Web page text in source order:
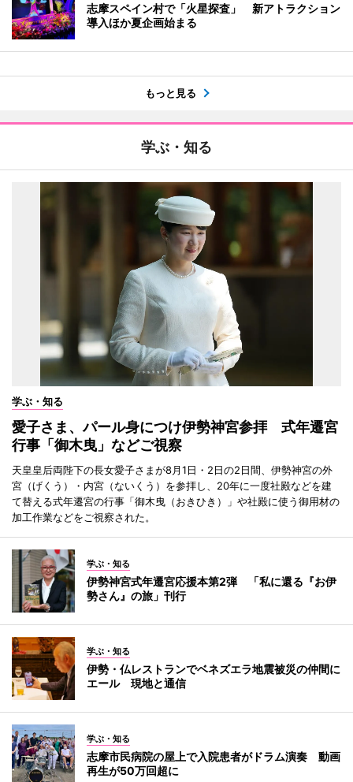
志摩スペイン村で「火星探査」 新アトラクション
導入ほか夏企画始まる
もっと見る
学ぶ・知る
学ぶ・知る
愛子さま、パール身につけ伊勢神宮参拝 式年遷宮
行事「御木曳」などご視察
天皇皇后両陛下の長女愛子さまが8月1日・2日の2日間、伊勢神宮の外
宮（げくう）・内宮（ないくう）を参拝し、20年に一度社殿などを建
て替える式年遷宮の行事「御木曳（おきひき）」や社殿に使う御用材の
加工作業などをご視察された。
学ぶ・知る
伊勢神宮式年遷宮応援本第2弾 「私に還る『お伊
勢さん』の旅」刊行
学ぶ・知る
伊勢・仏レストランでベネズエラ地震被災の仲間に
エール 現地と通信
学ぶ・知る
志摩市民病院の屋上で入院患者がドラム演奏 動画
再生が50万回超に